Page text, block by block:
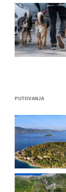
PUTOVANJA